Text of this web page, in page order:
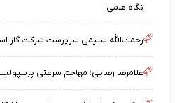
نگاه علمی
رحمت‌الله سلیمی سرپرست شرکت گاز
غلامرضا رضایی؛ مهاجم سرعتی